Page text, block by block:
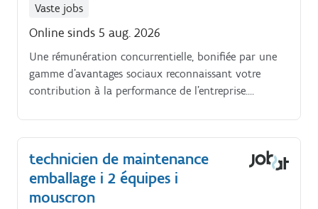
Vaste jobs
Online sinds 5 aug. 2026
Une rémunération concurrentielle, bonifiée par une
gamme d'avantages sociaux reconnaissant votre
contribution à la performance de l'entreprise.
technicien de maintenance
emballage i 2 équipes i
mouscron